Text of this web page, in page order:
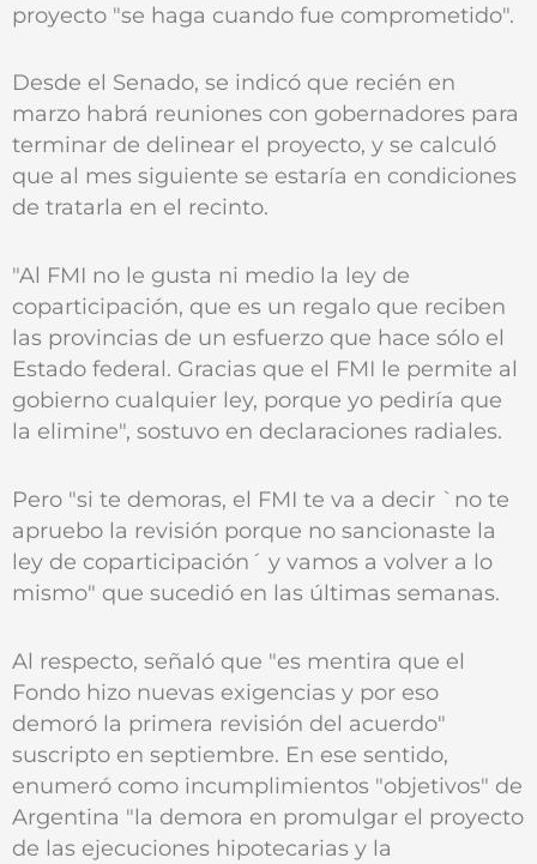
proyecto "se haga cuando fue comprometido".
Desde el Senado, se indicó que recién en
marzo habrá reuniones con gobernadores para
terminar de delinear el proyecto, y se calculó
que al mes siguiente se estaría en condiciones
de tratarla en el recinto.
"Al FMI no le gusta ni medio la ley de
coparticipación, que es un regalo que reciben
las provincias de un esfuerzo que hace sólo el
Estado federal. Gracias que el FMI le permite al
gobierno cualquier ley, porque yo pediría que
la elimine", sostuvo en declaraciones radiales.
Pero "si te demoras, el FMI te va a decir `no te
apruebo la revisión porque no sancionaste la
ley de coparticipación´ y vamos a volver a lo
mismo" que sucedió en las últimas semanas.
Al respecto, señaló que "es mentira que el
Fondo hizo nuevas exigencias y por eso
demoró la primera revisión del acuerdo"
suscripto en septiembre. En ese sentido,
enumeró como incumplimientos "objetivos" de
Argentina "la demora en promulgar el proyecto
de las ejecuciones hipotecarias y la